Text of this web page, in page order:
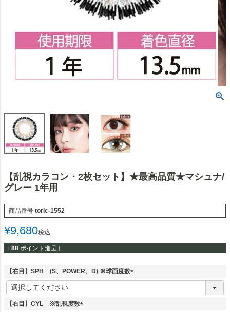
【乱視カラコン・2枚セット】★最高品質★マシュナ/
グレー 1年用
商品番号 toric-1552
¥9,680税込
[ 88 ポイント進呈 ]
【右目】SPH (S、POWER、D) ※球面度数
(
【右目】CYL ※乱視度数